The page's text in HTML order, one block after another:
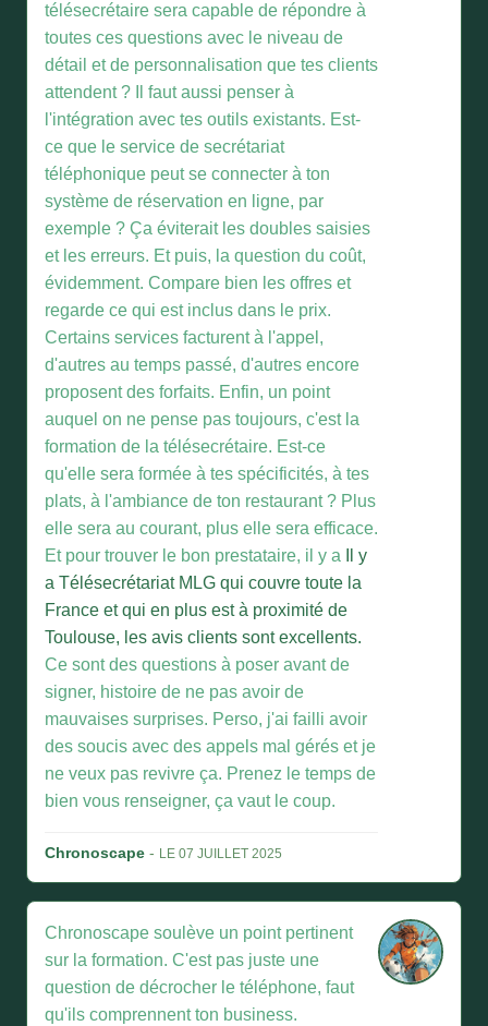
télésecrétaire sera capable de répondre à
toutes ces questions avec le niveau de
détail et de personnalisation que tes clients
attendent ? Il faut aussi penser à
l'intégration avec tes outils existants. Est-
ce que le service de secrétariat
téléphonique peut se connecter à ton
système de réservation en ligne, par
exemple ? Ça éviterait les doubles saisies
et les erreurs. Et puis, la question du coût,
évidemment. Compare bien les offres et
regarde ce qui est inclus dans le prix.
Certains services facturent à l'appel,
d'autres au temps passé, d'autres encore
proposent des forfaits. Enfin, un point
auquel on ne pense pas toujours, c'est la
formation de la télésecrétaire. Est-ce
qu'elle sera formée à tes spécificités, à tes
plats, à l'ambiance de ton restaurant ? Plus
elle sera au courant, plus elle sera efficace.
Et pour trouver le bon prestataire, il y a
Il y
a Télésecrétariat MLG qui couvre toute la
France et qui en plus est à proximité de
Toulouse, les avis clients sont excellents.
Ce sont des questions à poser avant de
signer, histoire de ne pas avoir de
mauvaises surprises. Perso, j'ai failli avoir
des soucis avec des appels mal gérés et je
ne veux pas revivre ça. Prenez le temps de
bien vous renseigner, ça vaut le coup.
Chronoscape - LE 07 JUILLET 2025
Chronoscape soulève un point pertinent
sur la formation. C'est pas juste une
question de décrocher le téléphone, faut
qu'ils comprennent ton business.